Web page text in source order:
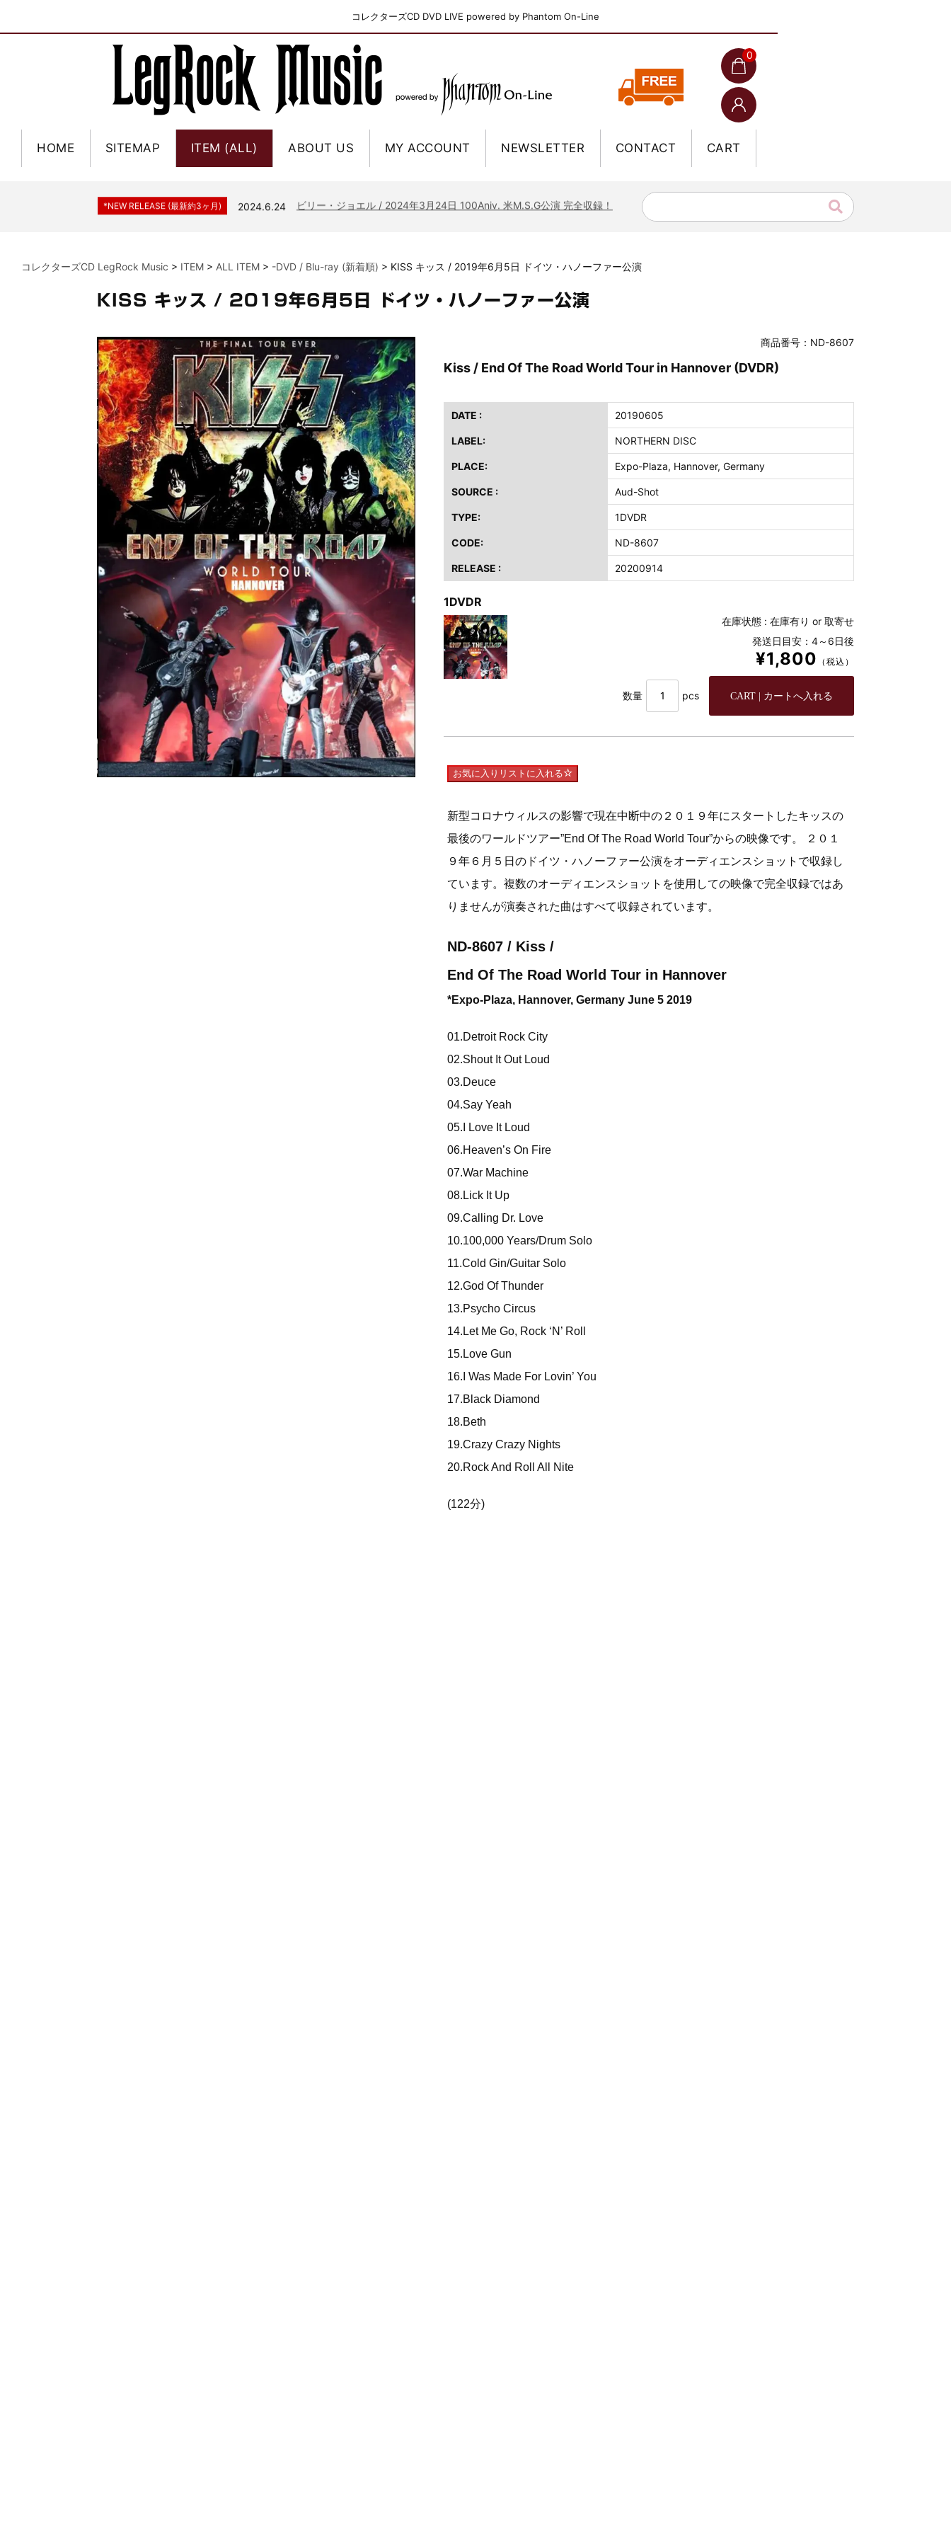
コレクターズCD DVD LIVE powered by Phantom On-Line
0
HOME SITEMAP ITEM (ALL) ABOUT US MY ACCOUNT NEWSLETTER CONTACT CART
*NEW RELEASE (最新約3ヶ月) 2024.6.9 ジャーニー / 1979年5月8+9日 コロラド州 2公演 SBD 完全収録！
*NEW RELEASE (最新約3ヶ月) 2024.11.9 NGHFB / 2024年7月28日 フジロック’24公演 超高音質AI-SBD！
*NEW RELEASE (最新約3ヶ月) 2024.6.24 ビリー・ジョエル / 2024年3月24日 100Aniv. 米M.S.G公演 完全収録！
マネスキン / 2024年6月9日 ドイツ ROCK AM RING 公演 FHD 完全収録！
*NEW RELEASE (最新約3ヶ月) 2024.6.9 リアム・ギャラガー / 2024年6月1日 英国シェフィールド公演 完全収録！
2024.6.9
*NEW RELEASE (最新約3ヶ月) 2024.6.9 ジャーニー / 1979年5月8+9日 コロラド州 2公演 SBD 完全収録！
*NEW RELEASE (最新約3ヶ月) 2024.11.9 NGHFB / 2024年7月28日 フジロック’24公演 超高音質AI-SBD！
*NEW RELEASE (最新約3ヶ月) 2024.8.24 ウォーニング / 2024年4月22日 英リーズ公演 超高音質IEM+Aud！
*NEW RELEASE (最新約3ヶ月) 2024.6.24 ビリー・ジョエル / 2024年3月24日 100Aniv. 米M.S.G公演 完全収録！
*NEW RELEASE (最新約3ヶ月)
2024.6.24
リアム・ギャラガー / 2024年6月3日 カーディフ公演 IEM/AUD 完全収録！
*NEW RELEASE (最新約3ヶ月) 2024.6.24 スコーピオンズ / 2024年6月15日 リスボン公演 FHD 完全収録！
*NEW RELEASE (最新約3ヶ月) 2024.6.20 マネスキン / 2024年6月9日 ドイツ ROCK AM RING 公演 FHD 完全収録！
*NEW RELEASE (最新約3ヶ月) 2024.6.9 リアム・ギャラガー / 2024年6月1日 英国シェフィールド公演 完全収録！
*NEW RELEASE (最新約3ヶ月) 2024.6.9 メガデス / 2023年8月4日 ドイツ W.O.A. 公演 FHD 完全収録！
*NEW RELEASE (最新約3ヶ月) 2024.6.9 ユーライア・ヒープ / 2023年8月3日 ドイツ W.O.A. 公演 FHD 完全収録！
*NEW RELEASE (最新約3ヶ月) 2024.6.9 ジャーニー / 1979年5月8+9日 コロラド州 2公演 SBD 完全収録！
コレクターズCD LegRock Music > ITEM > ALL ITEM > -DVD / Blu-ray (新着順) > KISS キッス / 2019年6月5日 ドイツ・ハノーファー公演
KISS キッス / 2019年6月5日 ドイツ・ハノーファー公演
商品番号：ND-8607
Kiss / End Of The Road World Tour in Hannover (DVDR)
DATE : 20190605
LABEL: NORTHERN DISC
PLACE: Expo-Plaza, Hannover, Germany
SOURCE : Aud-Shot
TYPE: 1DVDR
CODE: ND-8607
RELEASE : 20200914
1DVDR
在庫状態 : 在庫有り or 取寄せ
発送日目安：4～6日後
¥1,800 （税込）
数量 pcs
お気に入りリストに入れる
新型コロナウィルスの影響で現在中断中の２０１９年にスタートしたキッスの
最後のワールドツアー”End Of The Road World Tour”からの映像です。 ２０１
９年６月５日のドイツ・ハノーファー公演をオーディエンスショットで収録し
ています。複数のオーディエンスショットを使用しての映像で完全収録ではあ
りませんが演奏された曲はすべて収録されています。
ND-8607 / Kiss /
End Of The Road World Tour in Hannover
*Expo-Plaza, Hannover, Germany June 5 2019
01.Detroit Rock City
02.Shout It Out Loud
03.Deuce
04.Say Yeah
05.I Love It Loud
06.Heaven’s On Fire
07.War Machine
08.Lick It Up
09.Calling Dr. Love
10.100,000 Years/Drum Solo
11.Cold Gin/Guitar Solo
12.God Of Thunder
13.Psycho Circus
14.Let Me Go, Rock ‘N’ Roll
15.Love Gun
16.I Was Made For Lovin’ You
17.Black Diamond
18.Beth
19.Crazy Crazy Nights
20.Rock And Roll All Nite
(122分)